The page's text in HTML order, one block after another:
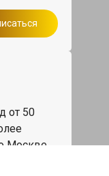
от 50
Москве